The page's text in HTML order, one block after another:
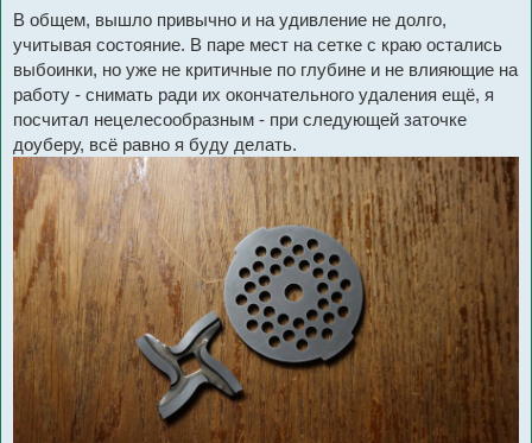
В общем, вышло привычно и на удивление не долго,
учитывая состояние. В паре мест на сетке с краю остались
выбоинки, но уже не критичные по глубине и не влияющие на
работу - снимать ради их окончательного удаления ещё, я
посчитал нецелесообразным - при следующей заточке
доуберу, всё равно я буду делать.